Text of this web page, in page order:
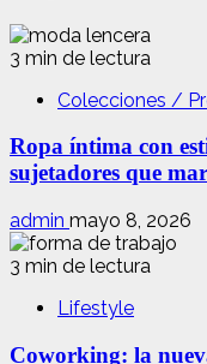
3 min de lectura
Colecciones /
Ropa íntima con
sujetadores que
admin mayo 8, 2026
3 min de lectura
Lifestyle
Coworking: la